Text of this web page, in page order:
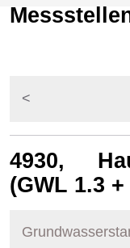
4930,
(GWL 1.3 +